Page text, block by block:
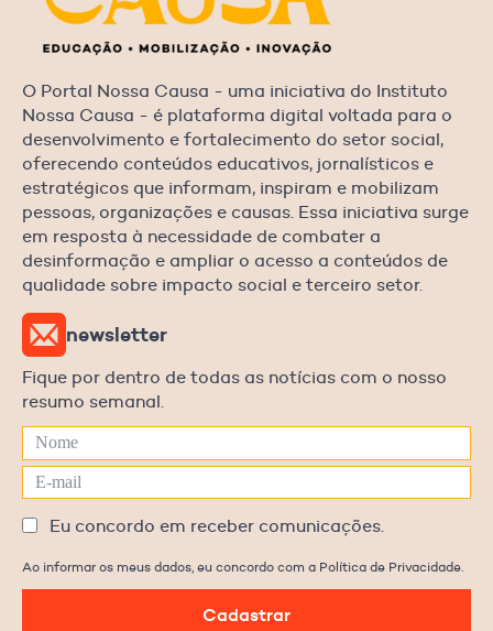
O Portal Nossa Causa - uma iniciativa do Instituto
Nossa Causa - é plataforma digital voltada para o
desenvolvimento e fortalecimento do setor social,
oferecendo conteúdos educativos, jornalísticos e
estratégicos que informam, inspiram e mobilizam
pessoas, organizações e causas. Essa iniciativa surge
em resposta à necessidade de combater a
desinformação e ampliar o acesso a conteúdos de
qualidade sobre impacto social e terceiro setor.
newsletter
Fique por dentro de todas as notícias com o nosso
resumo semanal.
Eu concordo em receber comunicações.
Ao informar os meus dados, eu concordo com a Política de Privacidade.
Cadastrar